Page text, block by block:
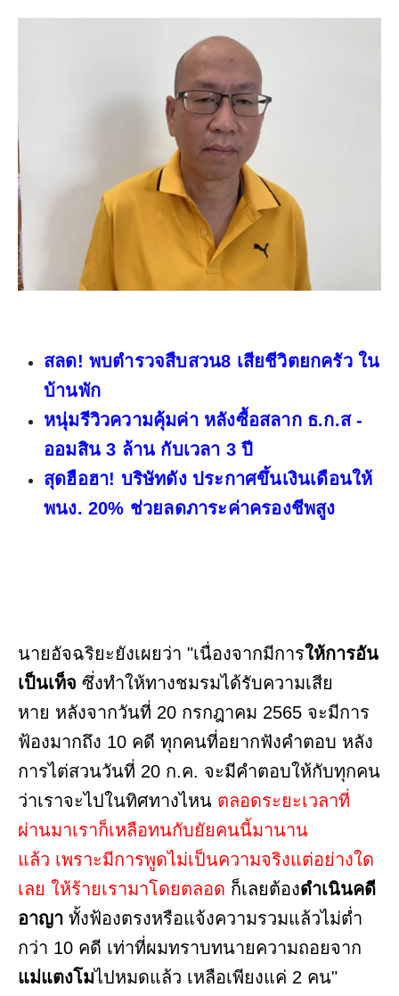
สลด! พบตำรวจสืบสวน8 เสียชีวิตยกครัว ใน
บ้านพัก
หนุ่มรีวิวความคุ้มค่า หลังซื้อสลาก ธ.ก.ส -
ออมสิน 3 ล้าน กับเวลา 3 ปี
สุดฮือฮา! บริษัทดัง ประกาศขึ้นเงินเดือนให้
พนง. 20% ช่วยลดภาระค่าครองชีพสูง
นายอัจฉริยะยังเผยว่า "เนื่องจากมีการให้การอัน
เป็นเท็จ ซึ่งทำให้ทางชมรมได้รับความเสีย
หาย หลังจากวันที่ 20 กรกฎาคม 2565 จะมีการ
ฟ้องมากถึง 10 คดี ทุกคนที่อยากฟังคำตอบ หลัง
การไต่สวนวันที่ 20 ก.ค. จะมีคำตอบให้กับทุกคน
ว่าเราจะไปในทิศทางไหน ตลอดระยะเวลาที่
ผ่านมาเราก็เหลือทนกับยัยคนนี้มานาน
แล้ว เพราะมีการพูดไม่เป็นความจริงแต่อย่างใด
เลย ให้ร้ายเรามาโดยตลอด ก็เลยต้องดำเนินคดี
อาญา ทั้งฟ้องตรงหรือแจ้งความรวมแล้วไม่ต่ำ
กว่า 10 คดี เท่าที่ผมทราบทนายความถอยจาก
แม่แตงโมไปหมดแล้ว เหลือเพียงแค่ 2 คน"